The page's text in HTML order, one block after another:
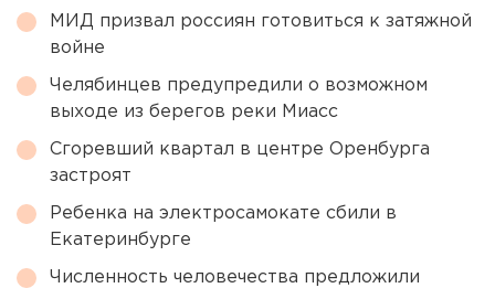
МИД призвал россиян готовиться к затяжной
войне
Челябинцев предупредили о возможном
выходе из берегов реки Миасс
Сгоревший квартал в центре Оренбурга
застроят
Ребенка на электросамокате сбили в
Екатеринбурге
Численность человечества предложили